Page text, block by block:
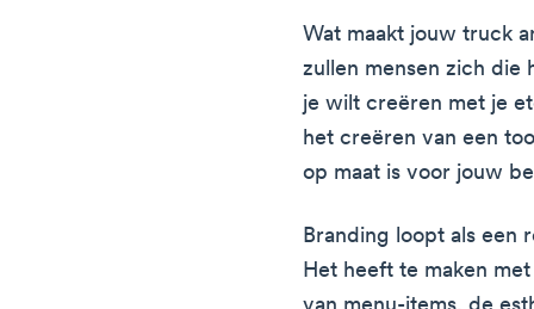
Wat maakt jouw truck
zullen mensen zich die
je wilt creëren met je
het creëren van een
op maat is voor jouw
Branding loopt als een
Het heeft te maken